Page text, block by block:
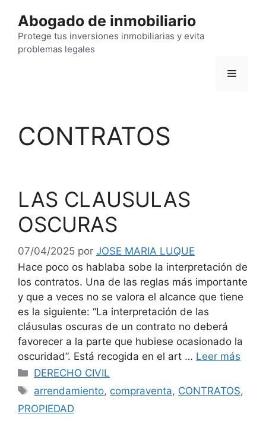
contenido
Abogado de inmobiliario
Protege tus inversiones inmobiliarias y evita
problemas legales
Menú
CONTRATOS
LAS CLAUSULAS
OSCURAS
07/04/2025 por JOSE MARIA LUQUE
Hace poco os hablaba sobe la interpretación de
los contratos. Una de las reglas más importante
y que a veces no se valora el alcance que tiene
es la siguiente: “La interpretación de las
cláusulas oscuras de un contrato no deberá
favorecer a la parte que hubiese ocasionado la
oscuridad”. Está recogida en el art … Leer más
Categorías
DERECHO CIVIL
Etiquetas
arrendamiento, compraventa, CONTRATOS,
PROPIEDAD